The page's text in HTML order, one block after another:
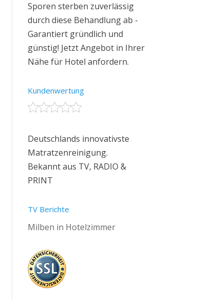
Sporen sterben zuverlässig
durch diese Behandlung ab -
Garantiert gründlich und
günstig! Jetzt Angebot in Ihrer
Nähe für Hotel anfordern.
Kundenwertung
Deutschlands innovativste
Matratzenreinigung.
Bekannt aus TV, RADIO &
PRINT
TV Berichte
Milben in Hotelzimmer